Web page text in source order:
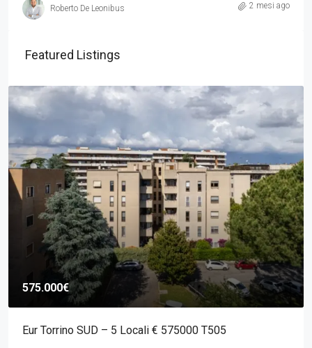
Roberto De Leonibus 2 mesi ago
Featured Listings
575.000€
Eur Torrino SUD – 5 Locali € 575000 T505